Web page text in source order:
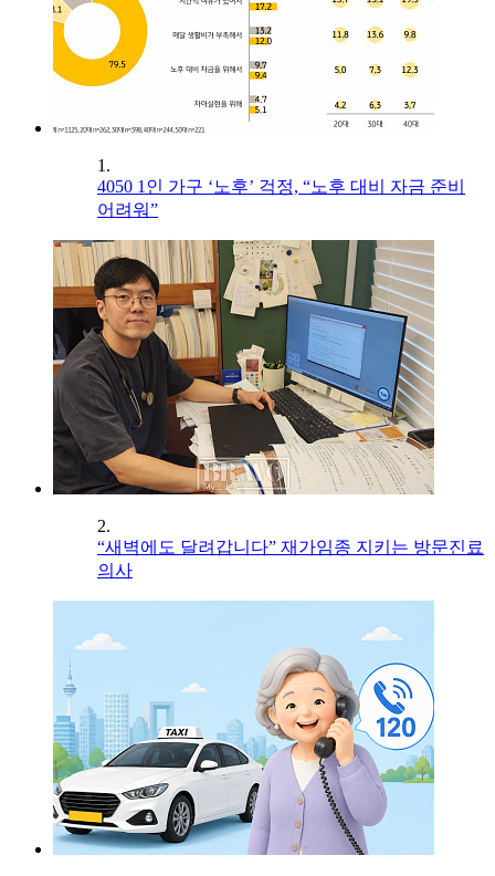
1.
4050 1인 가구 ‘노후’ 걱정, “노후 대비 자금 준비
어려워”
2.
“새벽에도 달려갑니다” 재가임종 지키는 방문진료
의사